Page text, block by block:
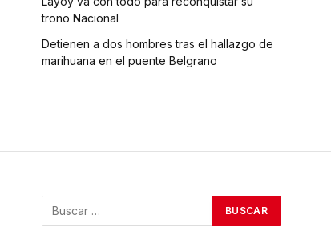
trono Nacional
Detienen a dos hombres tras el hallazgo de
marihuana en el puente Belgrano